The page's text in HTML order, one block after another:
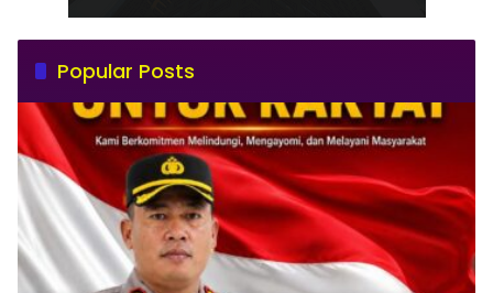
Popular Posts